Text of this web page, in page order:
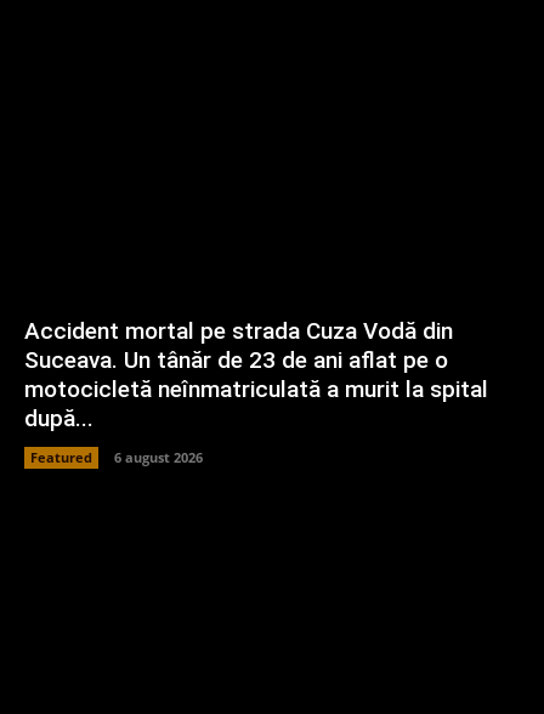
Accident mortal pe strada Cuza Vodă din
Suceava. Un tânăr de 23 de ani aflat pe o
motocicletă neînmatriculată a murit la spital
după...
Featured 6 august 2026